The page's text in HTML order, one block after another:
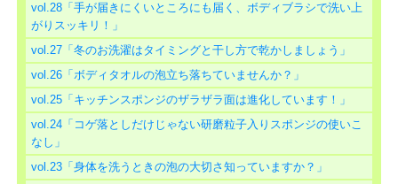
vol.28「手が届きにくいところにも届く、ボディブラシで洗い上
がりスッキリ！」
vol.27「冬のお洗濯はタイミングと干し方で乾かしましょう」
vol.26「ボディタオルの泡立ち落ちていませんか？」
vol.25「キッチンスポンジのザラザラ面は進化しています！」
vol.24「コゲ落としだけじゃない研磨粒子入りスポンジの使いこ
なし」
vol.23「身体を洗うときの泡の大切さ知っていますか？」